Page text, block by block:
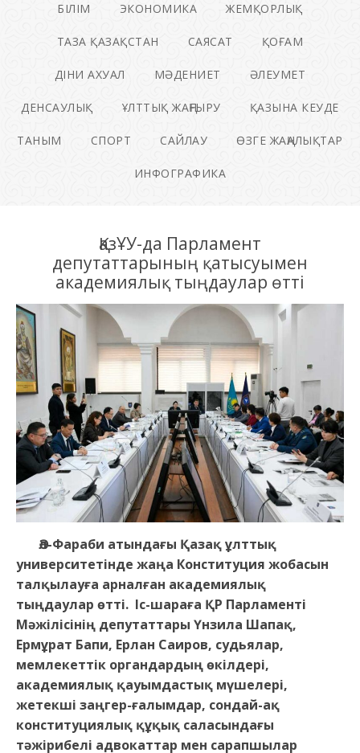
БІЛІМ ЭКОНОМИКА ЖЕМҚОРЛЫҚ
ТАЗА ҚАЗАҚСТАН САЯСАТ ҚОҒАМ
ДІНИ АХУАЛ МӘДЕНИЕТ ӘЛЕУМЕТ
ДЕНСАУЛЫҚ ҰЛТТЫҚ ЖАҢҒЫРУ ҚАЗЫНА КЕУДЕ
ТАНЫМ СПОРТ САЙЛАУ ӨЗГЕ ЖАҢАЛЫҚТАР
ИНФОГРАФИКА
ҚазҰУ-да Парламент
депутаттарының қатысуымен
академиялық тыңдаулар өтті
Әл-Фараби атындағы Қазақ ұлттық
университетінде жаңа Конституция жобасын
талқылауға арналған академиялық
тыңдаулар өтті. Іс-шараға ҚР Парламенті
Мәжілісінің депутаттары Үнзила Шапақ,
Ермұрат Бапи, Ерлан Саиров, судьялар,
мемлекеттік органдардың өкілдері,
академиялық қауымдастық мүшелері,
жетекші заңгер-ғалымдар, сондай-ақ
конституциялық құқық саласындағы
тәжірибелі адвокаттар мен сарапшылар